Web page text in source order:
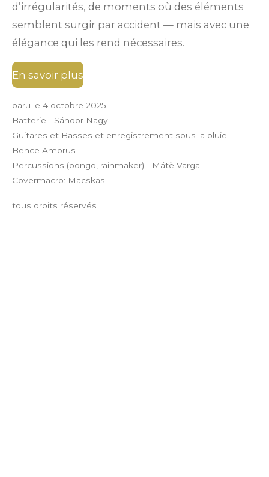
d’irrégularités, de moments où des éléments
semblent surgir par accident — mais avec une
élégance qui les rend nécessaires.
En savoir plus
paru le 4 octobre 2025
Batterie - Sándor Nagy
Guitares et Basses et enregistrement sous la pluie -
Bence Ambrus
Percussions (bongo, rainmaker) - Mátè Varga
Covermacro: Macskas
tous droits réservés